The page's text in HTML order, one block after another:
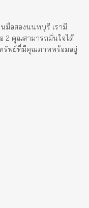
อสองนนทบุรี เรามี
2 คุณสามารถมั่นใจได้
รัพย์ที่มีคุณภาพพร้อมอยู่